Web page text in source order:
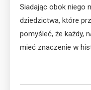
Siadając obok niego
dziedzictwa, które
pomyśleć, że każdy,
mieć znaczenie w